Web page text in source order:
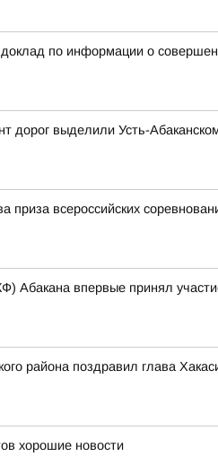
по информации о
дорог выделили Усть-
приза всероссийских
впервые принял
района поздравил глава
хорошие новости